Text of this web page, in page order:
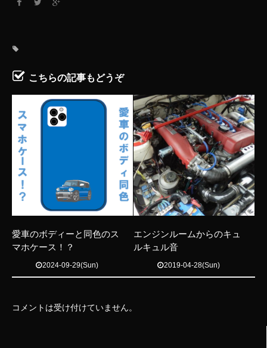
こちらの記事もどうぞ
愛車のボディーと同色のス
マホケース！？
2024-09-29(Sun)
エンジンルームからのキュ
ルキュル音
2019-04-28(Sun)
コメントは受け付けていません。